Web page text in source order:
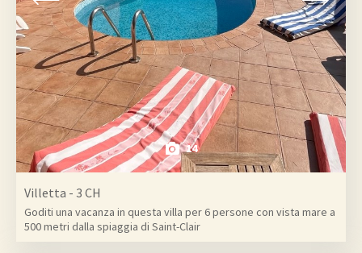
14
Villetta - 3 CH
Goditi una vacanza in questa villa per 6 persone con vista mare a
500 metri dalla spiaggia di Saint-Clair